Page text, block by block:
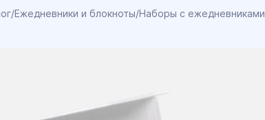
/Ежедневники и блокноты/Наборы с ежедневниками